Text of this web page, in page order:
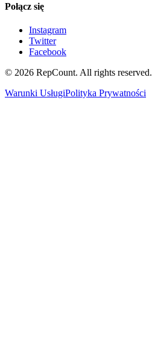
Połącz się
Instagram
Twitter
Facebook
© 2026 RepCount. All rights reserved.
Warunki UsługiPolityka Prywatności